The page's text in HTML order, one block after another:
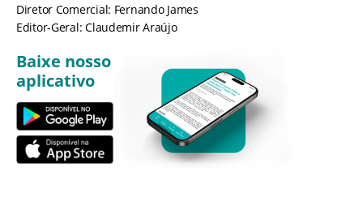
Diretor Comercial: Fernando James
Editor-Geral: Claudemir Araújo
Baixe nosso
aplicativo